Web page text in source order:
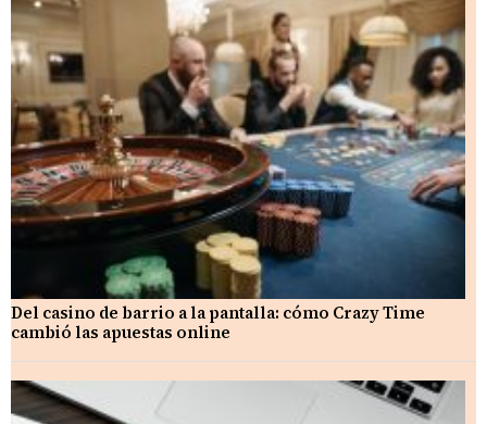
Del casino de barrio a la pantalla: cómo Crazy Time
cambió las apuestas online